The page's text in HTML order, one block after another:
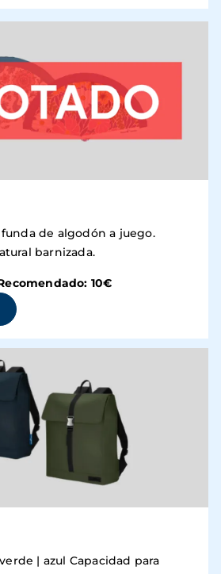
de algodón a juego.
barnizada.
10€
abre en una ventana nueva)
| azul Capacidad para